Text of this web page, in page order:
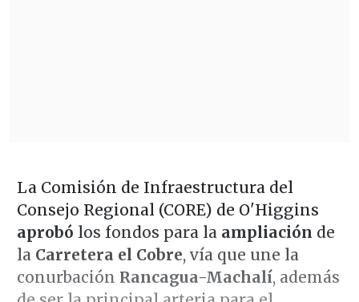
La Comisión de Infraestructura del
Consejo Regional (CORE) de O'Higgins
aprobó los fondos para la ampliación de
la Carretera el Cobre, vía que une la
conurbación Rancagua-Machalí, además